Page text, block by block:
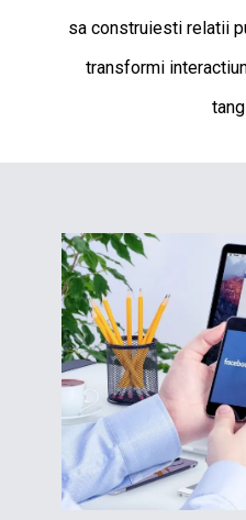
sa construiesti relatii
transformi